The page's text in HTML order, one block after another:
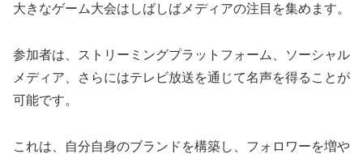
大きなゲーム大会はしばしばメディアの注目を集めます。
参加者は、ストリーミングプラットフォーム、ソーシャル
メディア、さらにはテレビ放送を通じて名声を得ることが
可能です。
これは、自分自身のブランドを構築し、フォロワーを増や